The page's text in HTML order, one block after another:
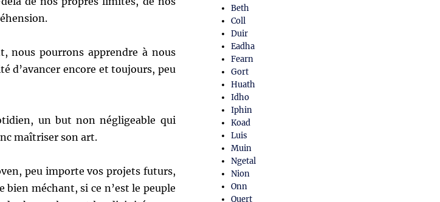
nous pourrons apprendre à nous
d’avancer encore et toujours, peu
un but non négligeable qui
maîtriser son art.
peu importe vos projets futurs,
bien méchant, si ce n’est le peuple
Beth
Coll
Duir
Eadha
Fearn
Gort
Huath
Idho
Iphin
Koad
Luis
Muin
Ngetal
Nion
Onn
Quert